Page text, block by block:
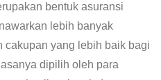
bentuk asuransi
lebih banyak
cakupan yang lebih baik bagi
dipilih oleh para